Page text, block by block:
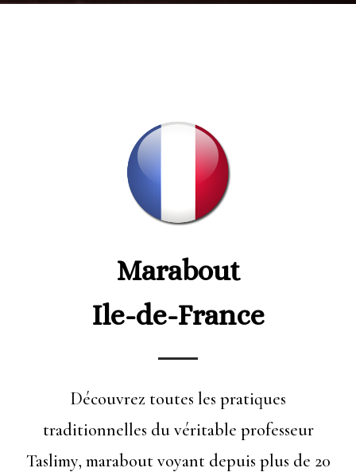
Marabout
Ile-de-France
Découvrez toutes les pratiques
traditionnelles du véritable professeur
Taslimy, marabout voyant depuis plus de 20